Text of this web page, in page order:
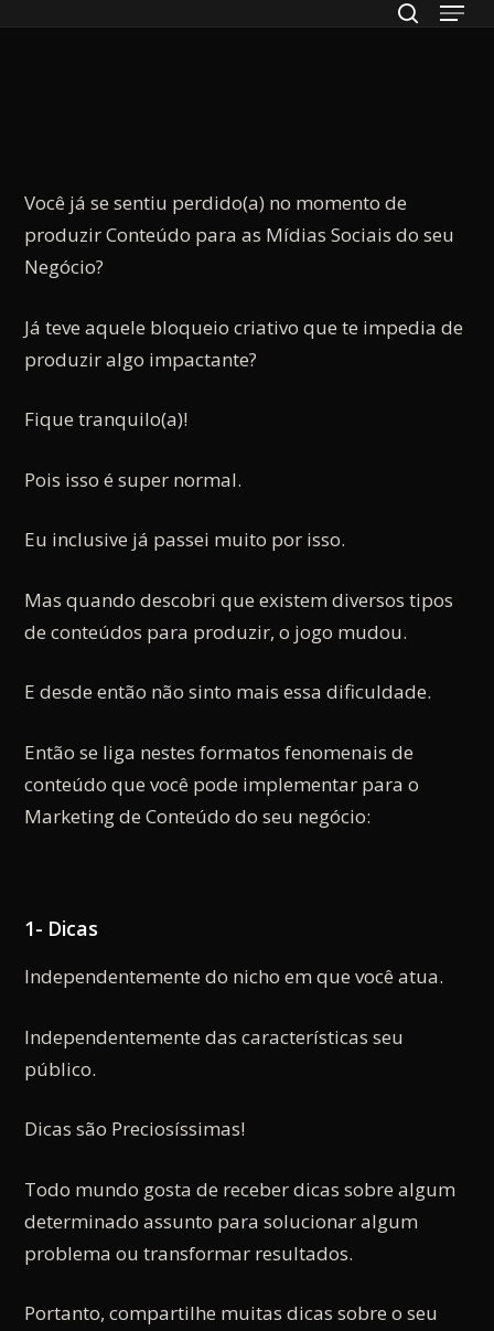
Você já se sentiu perdido(a) no momento de
produzir Conteúdo para as Mídias Sociais do seu
Negócio?
Já teve aquele bloqueio criativo que te impedia de
produzir algo impactante?
Fique tranquilo(a)!
Pois isso é super normal.
Eu inclusive já passei muito por isso.
Mas quando descobri que existem diversos tipos
de conteúdos para produzir, o jogo mudou.
E desde então não sinto mais essa dificuldade.
Então se liga nestes formatos fenomenais de
conteúdo que você pode implementar para o
Marketing de Conteúdo do seu negócio:
1- Dicas
Independentemente do nicho em que você atua.
Independentemente das características seu
público.
Dicas são Preciosíssimas!
Todo mundo gosta de receber dicas sobre algum
determinado assunto para solucionar algum
problema ou transformar resultados.
Portanto, compartilhe muitas dicas sobre o seu